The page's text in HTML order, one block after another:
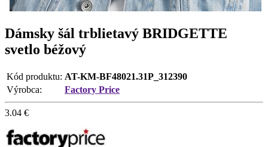
Dámsky šál trblietavý BRIDGETTE
svetlo béžový
Kód produktu: AT-KM-BF48021.31P_312390
Výrobca:
Factory Price
3.04 €